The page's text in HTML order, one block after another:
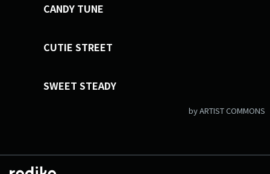
CANDY TUNE
CUTIE STREET
SWEET STEADY
by ARTIST COMMONS